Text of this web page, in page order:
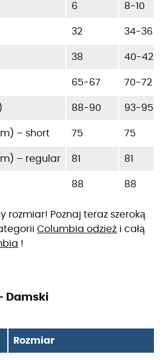
6 8-10
32 34-36
38 40-42
65-67 70-72
88-90 93-95
– short 75 75
– regular 81 81
88 88
rozmiar! Poznaj teraz szeroką
Columbia odzież i całą
!
Damski
Rozmiar